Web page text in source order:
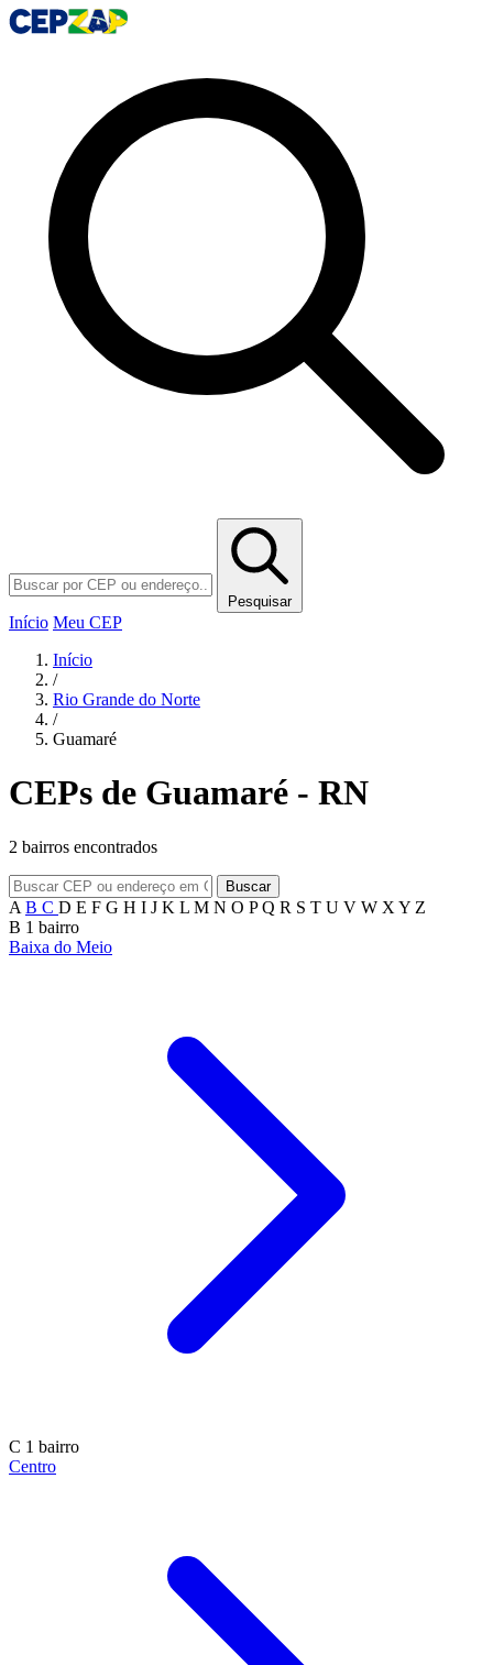
Pesquisar
Início Meu CEP
Início
/
Rio Grande do Norte
/
Guamaré
CEPs de Guamaré - RN
2 bairros encontrados
Buscar
A B C D E F G H I J K L M N O PQ R S T U V W X Y Z
B 1 bairro
Baixa do Meio
C 1 bairro
Centro